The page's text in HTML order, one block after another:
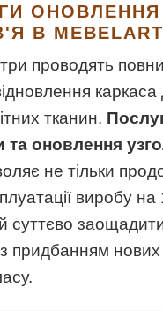
ОНОВЛЕННЯ
В MEBELART
проводять
каркаса
тканин.
та оновлення
не тільки
виробу на
й суттєво
придбанням нових